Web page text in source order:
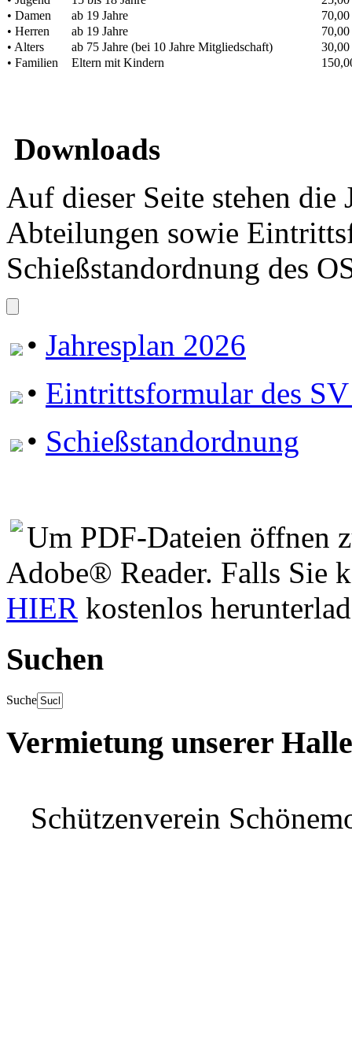
• Damen
ab 19 Jahre
• Herren
ab 19 Jahre
• Alters
ab 75 Jahre (bei 10 Jahre Mitgliedschaft)
• Familien
Eltern mit Kindern
Downloads
Auf dieser Seite stehen die
Abteilungen sowie
Schießstandordnung des
• Jahresplan 2026
• Eintrittsformular des
• Schießstandordnung
Um PDF-Dateien öffnen
Adobe® Reader. Falls Sie
HIER kostenlos
Suchen
Suche
Vermietung unserer Halle
Schützenverein